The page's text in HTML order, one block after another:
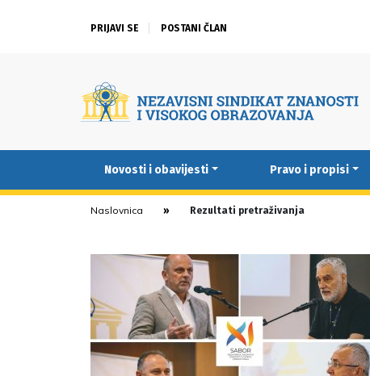
PRIJAVI SE POSTANI ČLAN
Novosti i obavijesti Pravo i propisi
Naslovnica Rezultati pretraživanja